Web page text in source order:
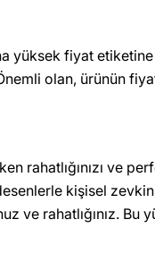
yüksek fiyat
olan, ürünün
rahatlığınızı ve
kişisel
ve rahatlığınız.